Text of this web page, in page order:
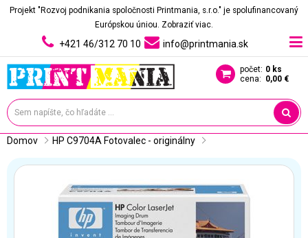
Projekt "Rozvoj podnikania spoločnosti Printmania, s.r.o." je spolufinancovaný
Európskou úniou. Zobraziť viac.
+421 46/312 70 10 info@printmania.sk
počet: 0 ks
cena: 0,00 €
Domov HP C9704A Fotovalec - originálny